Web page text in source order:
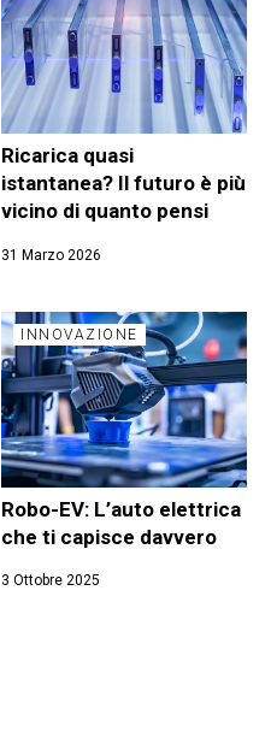
Ricarica quasi
istantanea? Il futuro è più
vicino di quanto pensi
31 Marzo 2026
INNOVAZIONE
Robo-EV: L’auto elettrica
che ti capisce davvero
3 Ottobre 2025